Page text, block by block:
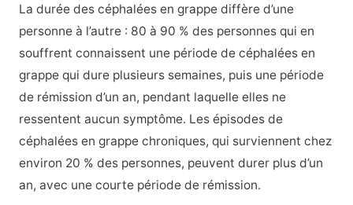
La durée des céphalées en grappe diffère d’une
personne à l’autre : 80 à 90 % des personnes qui en
souffrent connaissent une période de céphalées en
grappe qui dure plusieurs semaines, puis une période
de rémission d’un an, pendant laquelle elles ne
ressentent aucun symptôme. Les épisodes de
céphalées en grappe chroniques, qui surviennent chez
environ 20 % des personnes, peuvent durer plus d’un
an, avec une courte période de rémission.